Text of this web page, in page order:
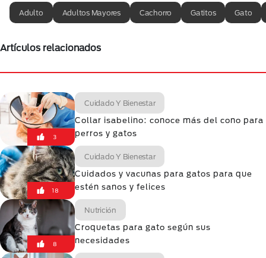
Adulto Adultos Mayores Cachorro Gatitos Gato
Artículos relacionados
3
Cuidado Y Bienestar
Collar isabelino: conoce más del cono para
perros y gatos
18
Cuidado Y Bienestar
Cuidados y vacunas para gatos para que
estén sanos y felices
8
Nutrición
Croquetas para gato según sus
necesidades